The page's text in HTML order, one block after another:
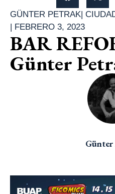
GÜNTER PETRAK
FEBRERO 3, 2023
BAR
Günter
Günter